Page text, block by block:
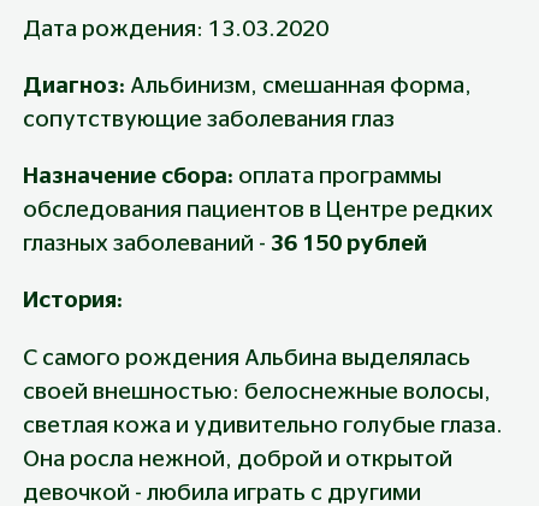
Дата рождения: 13.03.2020
Диагноз: Альбинизм, смешанная форма,
сопутствующие заболевания глаз
Назначение сбора: оплата программы
обследования пациентов в Центре редких
глазных заболеваний - 36 150 рублей
История:
С самого рождения Альбина выделялась
своей внешностью: белоснежные волосы,
светлая кожа и удивительно голубые глаза.
Она росла нежной, доброй и открытой
девочкой - любила играть с другими